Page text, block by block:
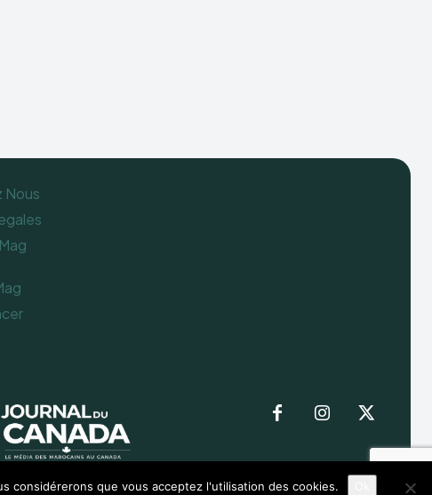
Nous
considérerons que vous acceptez l'utilisation des cookies.